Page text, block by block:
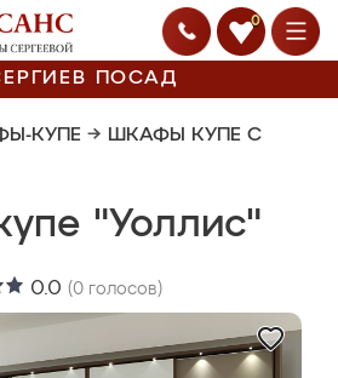
0
ПОСАД
КУПЕ → ШКАФЫ КУПЕ С
"Уоллис"
0.0 (0 голосов)